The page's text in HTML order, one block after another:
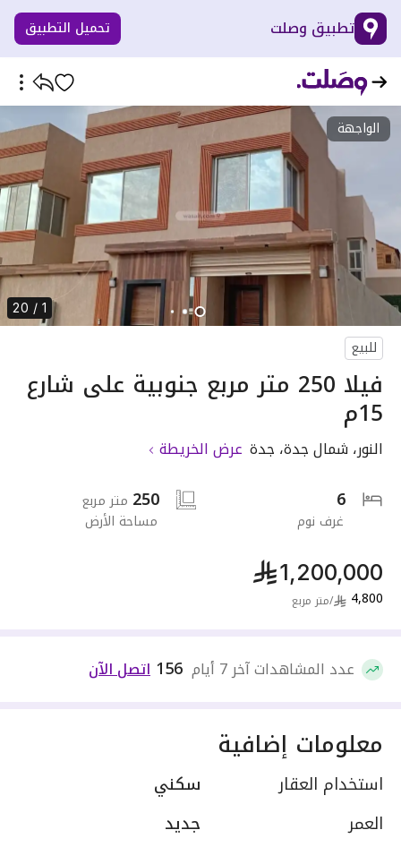
تطبيق وصلت تحميل التطبيق
الواجهة
1 / 20
للبيع
فيلا 250 متر مربع جنوبية على شارع
15م
النور، شمال جدة، جدة عرض الخريطة
6
غرف نوم
250 متر مربع
مساحة الأرض
1,200,000
4,800
/متر مربع
عدد المشاهدات آخر 7 أيام 156 اتصل الآن
معلومات إضافية
استخدام العقار
سكني
العمر
جديد